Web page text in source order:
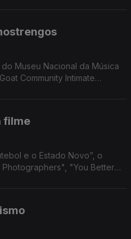
Museu Nacional da Música
Community Intimate
filme
e o Estado Novo”, o
"You Better